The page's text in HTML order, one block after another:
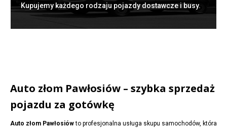
Kupujemy każdego rodzaju pojazdy dostawcze i busy.
Auto złom Pawłosiów – szybka sprzedaż
pojazdu za gotówkę
Auto złom Pawłosiówto profesjonalna usługa skupu samochodów, która